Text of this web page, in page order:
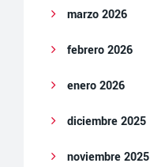
marzo 2026
febrero 2026
enero 2026
diciembre 2025
noviembre 2025